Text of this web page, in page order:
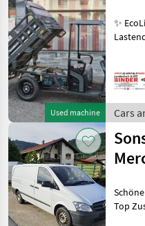
Used machine
✨
und
Cars
Nero
Top